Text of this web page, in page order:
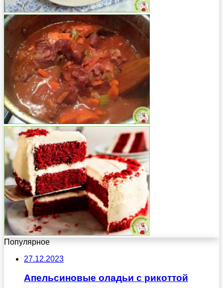
Популярное
27.12.2023
Апельсиновые оладьи с рикоттой